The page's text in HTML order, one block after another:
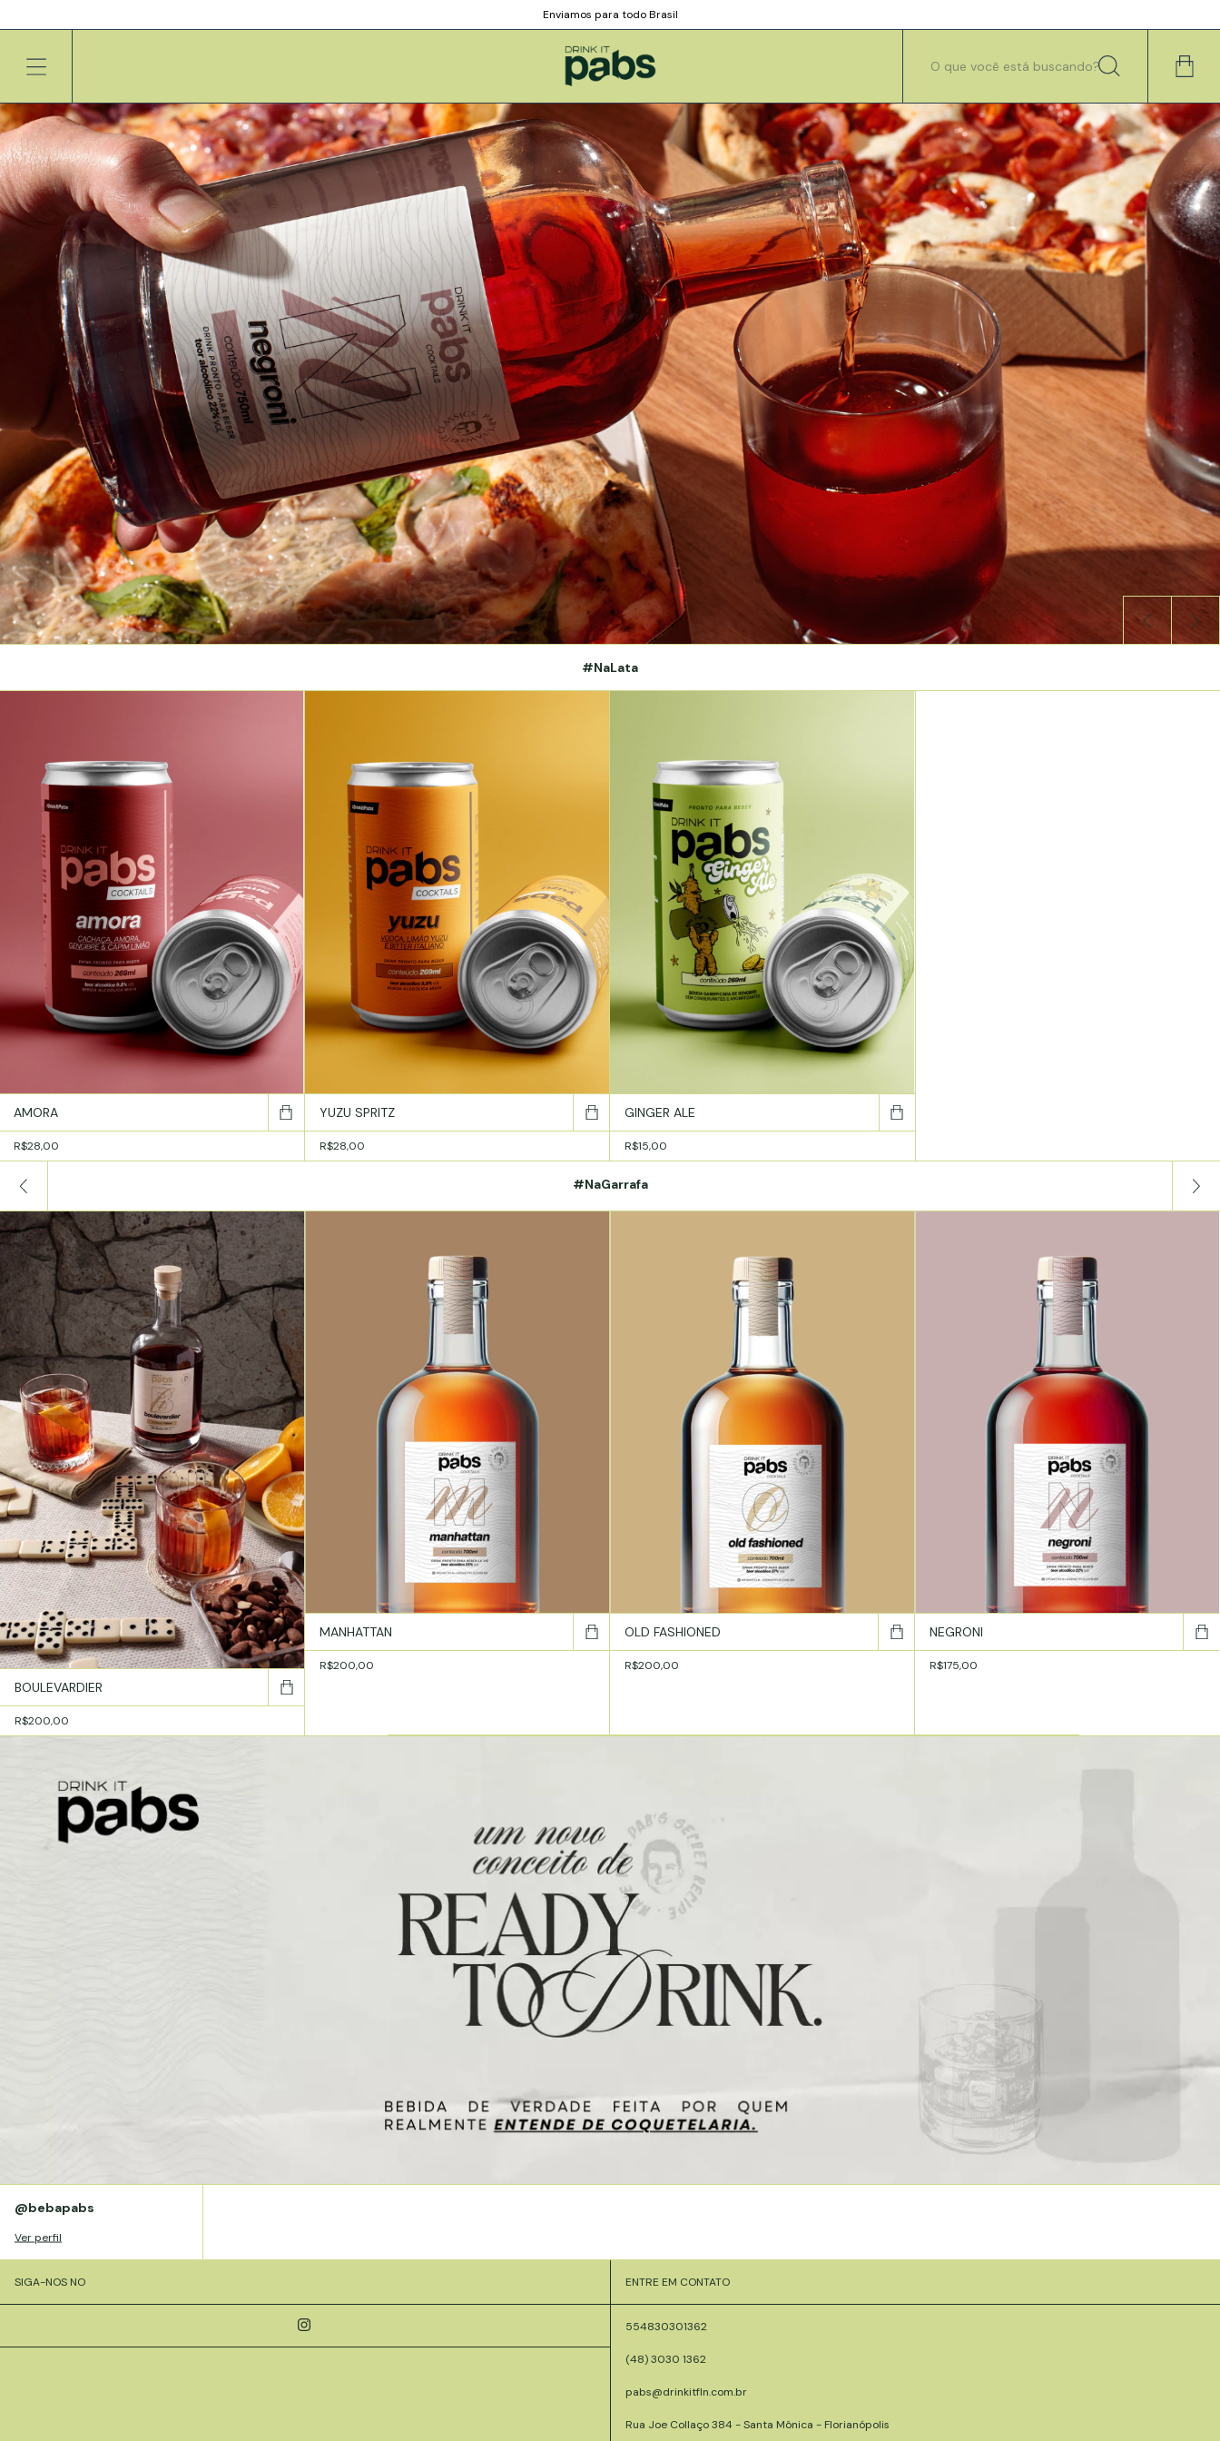
Enviamos para todo Brasil
#NaLata
AMORA
R$28,00
YUZU SPRITZ
R$28,00
GINGER ALE
R$15,00
#NaGarrafa
BOULEVARDIER
R$200,00
MANHATTAN
R$200,00
OLD FASHIONED
R$200,00
NEGRONI
R$175,00
@bebapabs
Ver perfil
SIGA-NOS NO ENTRE EM CONTATO
554830301362
(48) 3030 1362
pabs@drinkitfln.com.br
Rua Joe Collaço 384 - Santa Mônica - Florianópolis